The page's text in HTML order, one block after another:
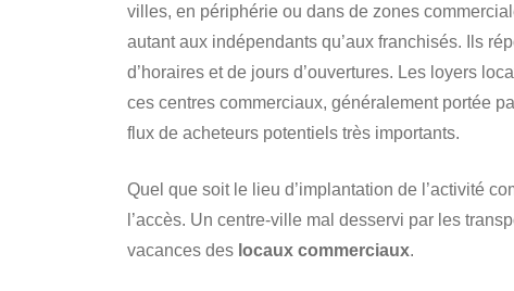
villes, en périphérie ou dans de zones
autant aux indépendants qu’aux franchisés. Ils
d’horaires et de jours d’ouvertures. Les loyers
ces centres commerciaux, généralement portée
flux de acheteurs potentiels très importants.
Quel que soit le lieu d’implantation de l’activité
l’accès. Un centre-ville mal desservi par les
vacances des locaux commerciaux.